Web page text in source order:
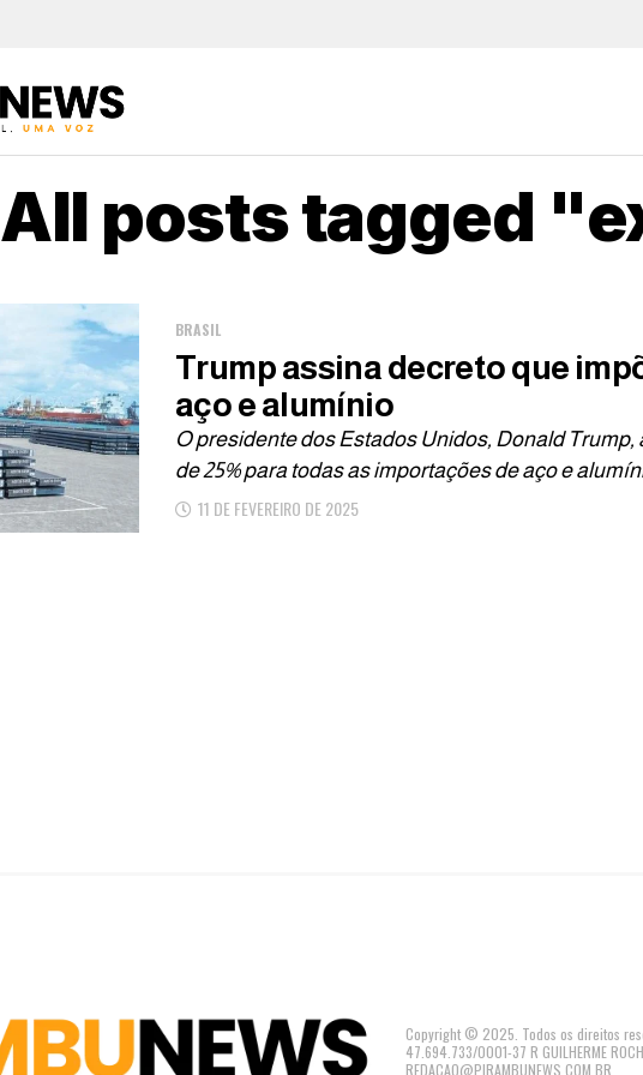
All posts tagged
BRASIL
Trump assina decreto que
aço e alumínio
O presidente dos Estados Unidos, Donald
de 25% para todas as importações de aço e
11 DE FEVEREIRO DE 2025
Copyright © 2025. Todos os direitos
47.694.733/0001-37 R GUILHERME
REDACAO@PIRAMBUNEWS.COM.BR